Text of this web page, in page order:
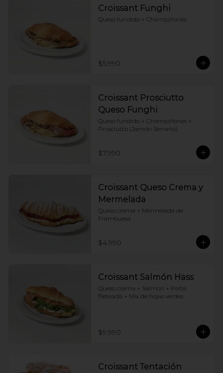
Croissant Funghi
Queso fundido + Champiñones
$5.990
Croissant Prosciutto
Queso Funghi
Queso fundido + Champiñones +
Prosciutto (Jamón Serrano)
$7.990
Croissant Queso Crema y
Mermelada
Queso crema + Mermelada de
Frambuesa
$4.990
Croissant Salmón Hass
Queso crema + Salmón + Palta
fileteada + Mix de hojas verdes
$9.990
Croissant Tentación